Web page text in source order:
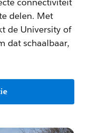
delen. Met
de University of
dat schaalbaar,